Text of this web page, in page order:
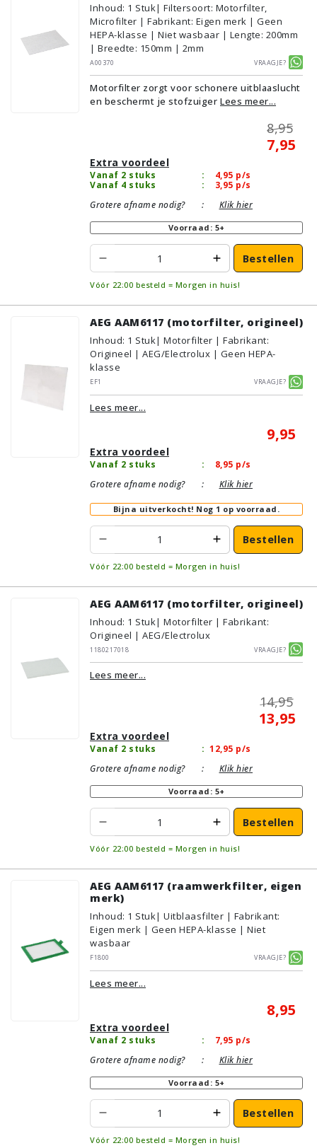
Inhoud: 1 Stuk| Filtersoort: Motorfilter,
Microfilter | Fabrikant: Eigen merk | Geen
HEPA-klasse | Niet wasbaar | Lengte: 200mm
| Breedte: 150mm | 2mm
A00370
Vraagje?
Motorfilter zorgt voor schonere uitblaaslucht
en beschermt je stofzuiger Lees meer...
8,95
7,95
Extra voordeel
Vanaf 2 stuks : 4,95 p/s
Vanaf 4 stuks
: 3,95 p/s
Grotere afname nodig?
: Klik hier
Voorraad: 5+
Bestellen
Vóór 22:00 besteld = Morgen in huis!
AEG AAM6117 (motorfilter, origineel)
Inhoud: 1 Stuk| Motorfilter | Fabrikant:
Origineel | AEG/Electrolux | Geen HEPA-
klasse
EF1
Vraagje?
Lees meer...
9,95
Extra voordeel
Vanaf 2 stuks : 8,95 p/s
Grotere afname nodig?
: Klik hier
Bijna uitverkocht! Nog 1 op voorraad.
Bestellen
Vóór 22:00 besteld = Morgen in huis!
AEG AAM6117 (motorfilter, origineel)
Inhoud: 1 Stuk| Motorfilter | Fabrikant:
Origineel | AEG/Electrolux
1180217018
Vraagje?
Lees meer...
14,95
13,95
Extra voordeel
Vanaf 2 stuks : 12,95 p/s
Grotere afname nodig?
: Klik hier
Voorraad: 5+
Bestellen
Vóór 22:00 besteld = Morgen in huis!
AEG AAM6117 (raamwerkfilter, eigen
merk)
Inhoud: 1 Stuk| Uitblaasfilter | Fabrikant:
Eigen merk | Geen HEPA-klasse | Niet
wasbaar
F1800
Vraagje?
Lees meer...
8,95
Extra voordeel
Vanaf 2 stuks : 7,95 p/s
Grotere afname nodig?
: Klik hier
Voorraad: 5+
Bestellen
Vóór 22:00 besteld = Morgen in huis!